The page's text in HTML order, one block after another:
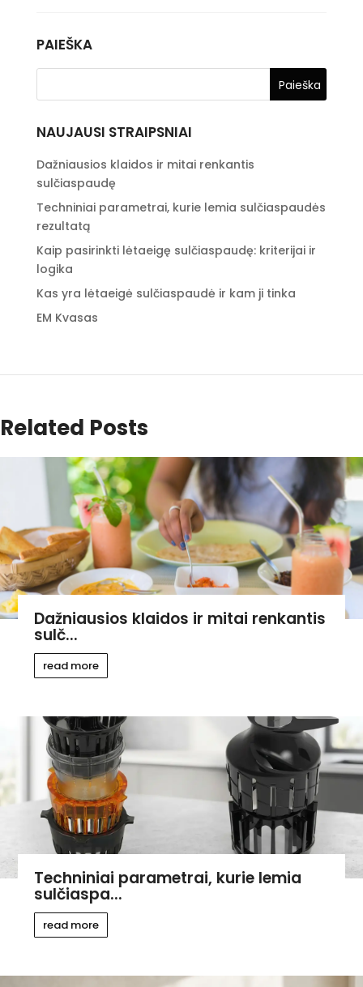
PAIEŠKA
NAUJAUSI STRAIPSNIAI
Dažniausios klaidos ir mitai renkantis
sulčiaspaudę
Techniniai parametrai, kurie lemia sulčiaspaudės
rezultatą
Kaip pasirinkti lėtaeigę sulčiaspaudę: kriterijai ir
logika
Kas yra lėtaeigė sulčiaspaudė ir kam ji tinka
EM Kvasas
Related Posts
Dažniausios klaidos ir mitai renkantis
sulč...
read more
Techniniai parametrai, kurie lemia
sulčiaspa...
read more